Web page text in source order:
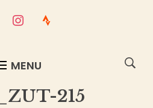
instagram
strava
MENU
215